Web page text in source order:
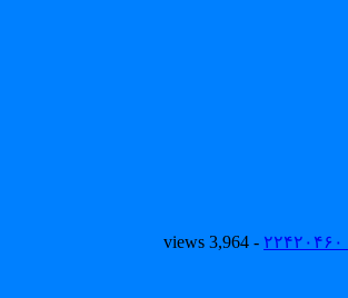
- 3,964 views